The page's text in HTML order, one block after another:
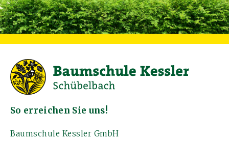
So erreichen Sie uns!
Baumschule Kessler GmbH